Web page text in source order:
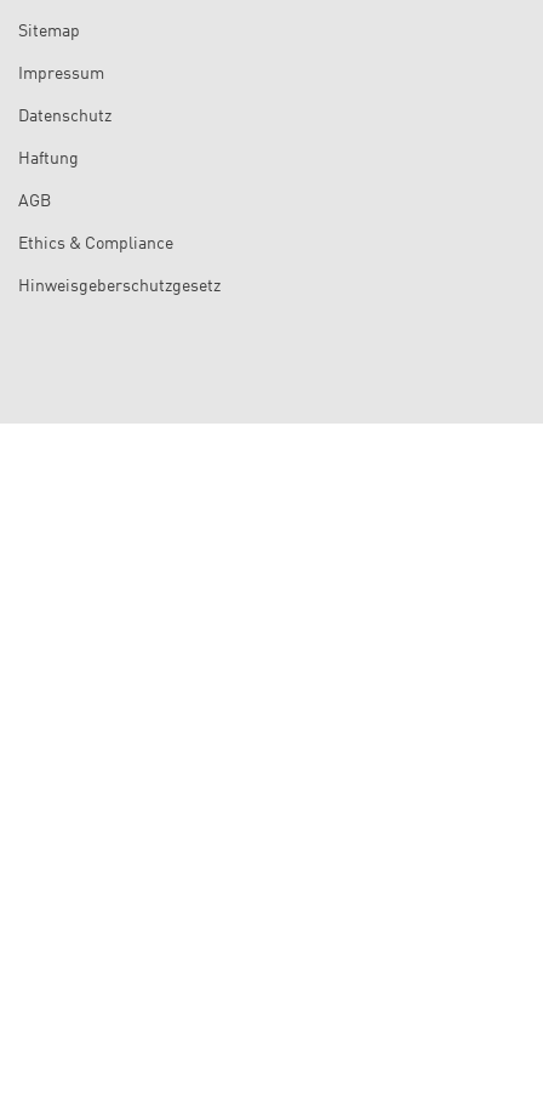
Sitemap
Impressum
Datenschutz
Haftung
AGB
Ethics & Compliance
Hinweisgeberschutzgesetz